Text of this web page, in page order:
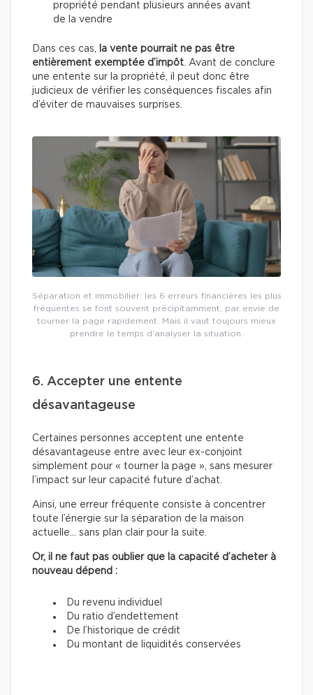
propriété pendant plusieurs années avant
de la vendre
Dans ces cas,
la vente pourrait ne pas être
entièrement exemptée d’impôt. Avant de conclure
une entente sur la propriété, il peut donc être
judicieux de vérifier les conséquences fiscales afin
d’éviter de mauvaises surprises.
Séparation et immobilier: les 6 erreurs financières les plus
fréquentes se font souvent précipitamment, par envie de
tourner la page rapidement. Mais il vaut toujours mieux
prendre le temps d’analyser la situation.
6. Accepter une entente
désavantageuse
Certaines personnes acceptent une entente
désavantageuse entre avec leur ex-conjoint
simplement pour « tourner la page », sans mesurer
l’impact sur leur capacité future d’achat.
Ainsi, une erreur fréquente consiste à concentrer
toute l’énergie sur la séparation de la maison
actuelle… sans plan clair pour la suite.
Or, il ne faut pas oublier que la capacité d’acheter à
nouveau dépend :
Du revenu individuel
Du ratio d’endettement
De l’historique de crédit
Du montant de liquidités conservées